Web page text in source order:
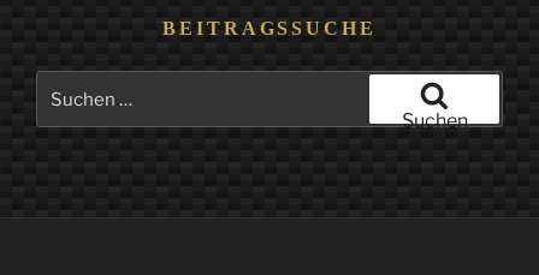
BEITRAGSSUCHE
nach:
Suchen